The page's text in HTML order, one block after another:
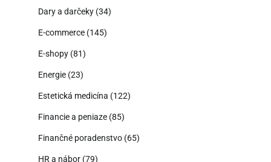
Dary a darčeky (34)
E-commerce (145)
E-shopy (81)
Energie (23)
Estetická medicína (122)
Financie a peniaze (85)
Finančné poradenstvo (65)
HR a nábor (79)